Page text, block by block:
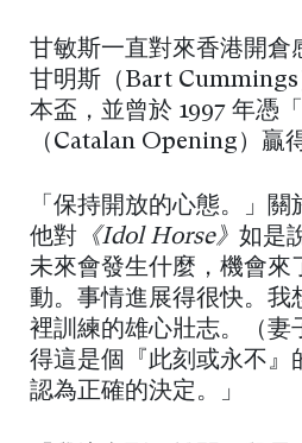
甘敏斯一直對來香港開倉
甘明斯（Bart Cummings
本盃，並曾於 1997 年憑
（Catalan Opening）贏
「保持開放的心態。」關
他對 《Idol Horse》 如是
未來會發生什麼，機會來
動。事情進展得很快。我
裡訓練的雄心壯志。（
得這是個『此刻或永不』
認為正確的決定。」